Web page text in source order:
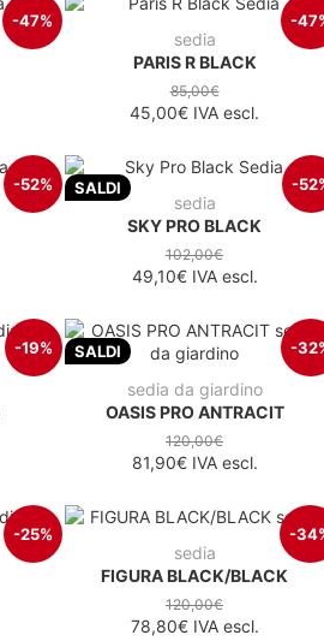
-47% -
sedia
PARIS R BLACK
85,00€
45,00€ IVA escl.
-52% SALDI -
sedia
SKY PRO BLACK
102,00€
49,10€IVA escl.
-19% SALDI -
sedia da giardino
OASIS PRO ANTRACIT
120,00€
81,90€IVA escl.
-25% -
sedia
FIGURA BLACK/BLACK
120,00€
78,80€IVA escl.